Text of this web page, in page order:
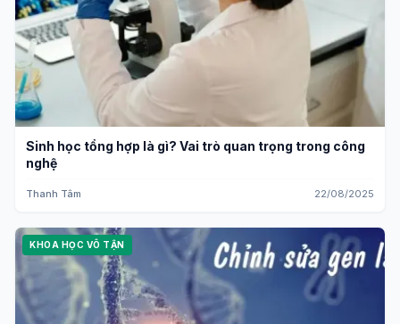
Sinh học tổng hợp là gì? Vai trò quan trọng trong công
nghệ
Thanh Tâm 22/08/2025
KHOA HỌC VÔ TẬN